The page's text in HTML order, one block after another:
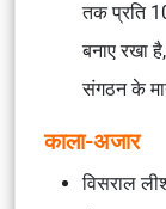
तक प्रति
बनाए रखा
संगठन के
काला-अजार
विसराल